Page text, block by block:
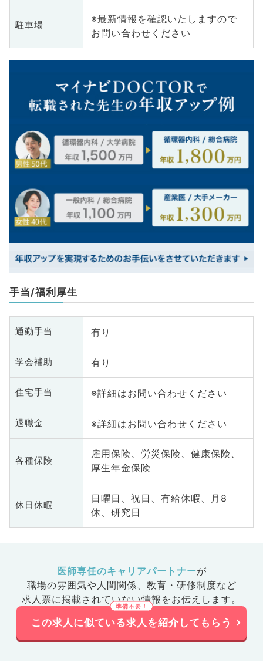
駐車場
※最新情報を確認いたしますので
お問い合わせください
手当/福利厚生
通勤手当 有り
学会補助 有り
住宅手当 ※詳細はお問い合わせください
退職金 ※詳細はお問い合わせください
各種保険
雇用保険、労災保険、健康保険、
厚生年金保険
休日休暇
日曜日、祝日、有給休暇、月8
休、研究日
医師専任のキャリアパートナーが
職場の雰囲気や人間関係、 教育・研修制度など
求人票に掲載されていない情報をお伝えします。
この求人に似ている求人を紹介してもらう